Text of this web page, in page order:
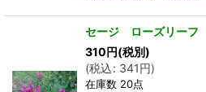
セージ ローズリーフ
310円(税別)
(税込: 341円)
在庫数 20点